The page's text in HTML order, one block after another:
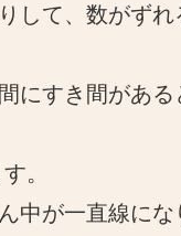
して、数がずれ
にすき間がある
。
中が一直線にな